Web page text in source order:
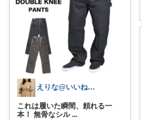
えりな@いいね100%バック💓
これは履いた瞬間、頼れる一
本！ 無骨なシル ...